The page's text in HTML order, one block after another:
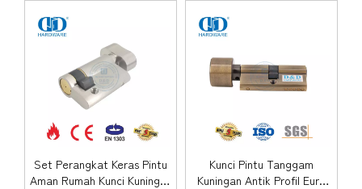
Set Perangkat Keras Pintu
Aman Rumah Kunci Kuningan
Kunci Pintu Tanggam
Kuningan Antik Profil Euro